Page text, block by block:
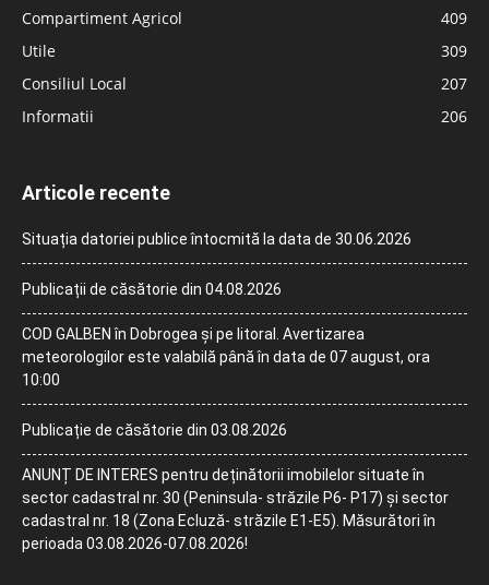
Compartiment Agricol
409
Utile
309
Consiliul Local
207
Informatii
206
Articole recente
Situația datoriei publice întocmită la data de 30.06.2026
Publicații de căsătorie din 04.08.2026
COD GALBEN în Dobrogea și pe litoral. Avertizarea
meteorologilor este valabilă până în data de 07 august, ora
10:00
Publicație de căsătorie din 03.08.2026
ANUNȚ DE INTERES pentru deținătorii imobilelor situate în
sector cadastral nr. 30 (Peninsula- străzile P6- P17) și sector
cadastral nr. 18 (Zona Ecluză- străzile E1-E5). Măsurători în
perioada 03.08.2026-07.08.2026!